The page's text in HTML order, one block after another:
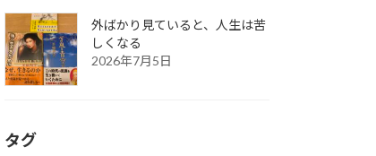
外ばかり見ていると、人生は苦
しくなる
2026年7月5日
タグ